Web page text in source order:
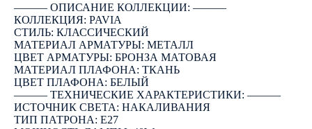
――― ОПИСАНИЕ КОЛЛЕКЦИИ: ―――
КОЛЛЕКЦИЯ: PAVIA
СТИЛЬ: КЛАССИЧЕСКИЙ
МАТЕРИАЛ АРМАТУРЫ: МЕТАЛЛ
ЦВЕТ АРМАТУРЫ: БРОНЗА МАТОВАЯ
МАТЕРИАЛ ПЛАФОНА: ТКАНЬ
ЦВЕТ ПЛАФОНА: БЕЛЫЙ
――― ТЕХНИЧЕСКИЕ ХАРАКТЕРИСТИКИ: ―――
ИСТОЧНИК СВЕТА: НАКАЛИВАНИЯ
ТИП ПАТРОНА: E27